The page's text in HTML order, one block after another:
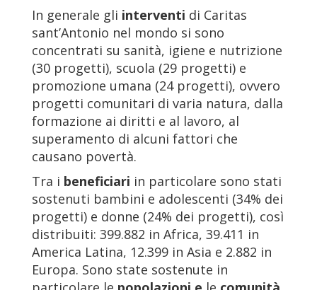
In generale gli interventi di Caritas
sant’Antonio nel mondo si sono
concentrati su sanità, igiene e nutrizione
(30 progetti), scuola (29 progetti) e
promozione umana (24 progetti), ovvero
progetti comunitari di varia natura, dalla
formazione ai diritti e al lavoro, al
superamento di alcuni fattori che
causano povertà.
Tra i beneficiari in particolare sono stati
sostenuti bambini e adolescenti (34% dei
progetti) e donne (24% dei progetti), così
distribuiti: 399.882 in Africa, 39.411 in
America Latina, 12.399 in Asia e 2.882 in
Europa. Sono state sostenute in